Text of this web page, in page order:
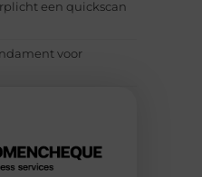
een quickscan
voor